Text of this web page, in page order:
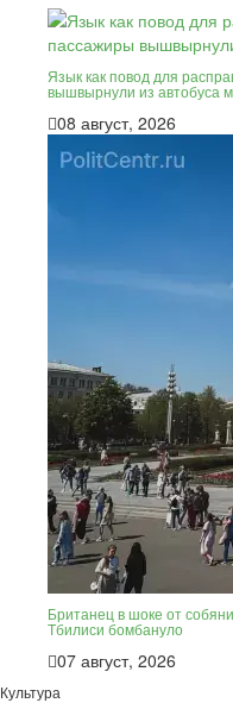
Язык как повод для
вышвырнули из автобуса
08 август, 2026
Британец в шоке от
Тбилиси бомбануло
07 август, 2026
Культура